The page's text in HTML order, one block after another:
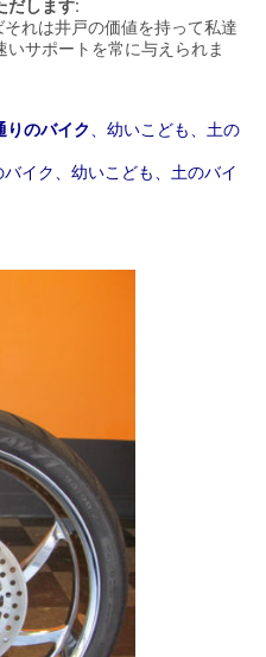
だします:
れは井戸の価値を持って私達
サポートを常に与えられま
りのバイク、幼いこども、土の
イク、幼いこども、土のバイ